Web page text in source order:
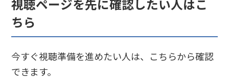
視聴ページを先に確認したい人はこ
ちら
今すぐ視聴準備を進めたい人は、こちらから確認
できます。